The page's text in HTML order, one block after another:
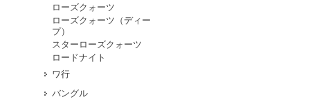
ローズクォーツ
ローズクォーツ（ディー
プ）
スターローズクォーツ
ロードナイト
ワ行
バングル